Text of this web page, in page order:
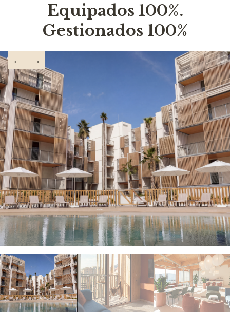
Equipados 100%.
Gestionados 100%
← →